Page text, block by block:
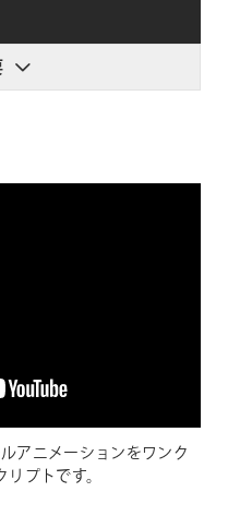
アニメーションをワンク
リプトです。